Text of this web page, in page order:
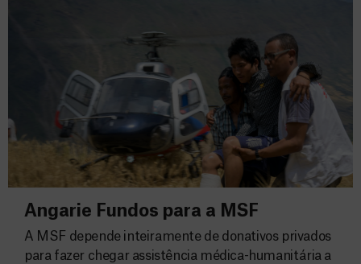
Angarie Fundos para a MSF
A MSF depende inteiramente de donativos privados
para fazer chegar assistência médica-humanitária a